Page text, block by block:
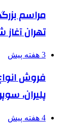
مراسم
تهران
3 هفته پیش
پلیران،
4 هفته پیش